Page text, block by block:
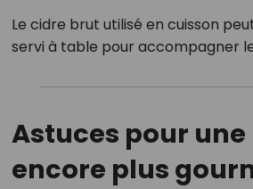
Le cidre brut utilisé en cuisson
servi à table pour accompagner
Astuces pour
encore plus